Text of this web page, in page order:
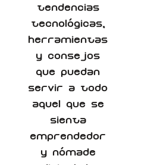
tendencias
tecnológicas,
herramientas
y consejos
que puedan
servir a todo
aquel que se
sienta
emprendedor
y nómade